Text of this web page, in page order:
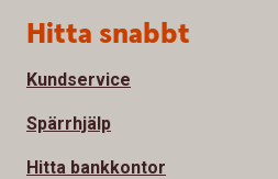
Sidfot
Hitta snabbt
Kundservice
Spärrhjälp
Hitta bankkontor